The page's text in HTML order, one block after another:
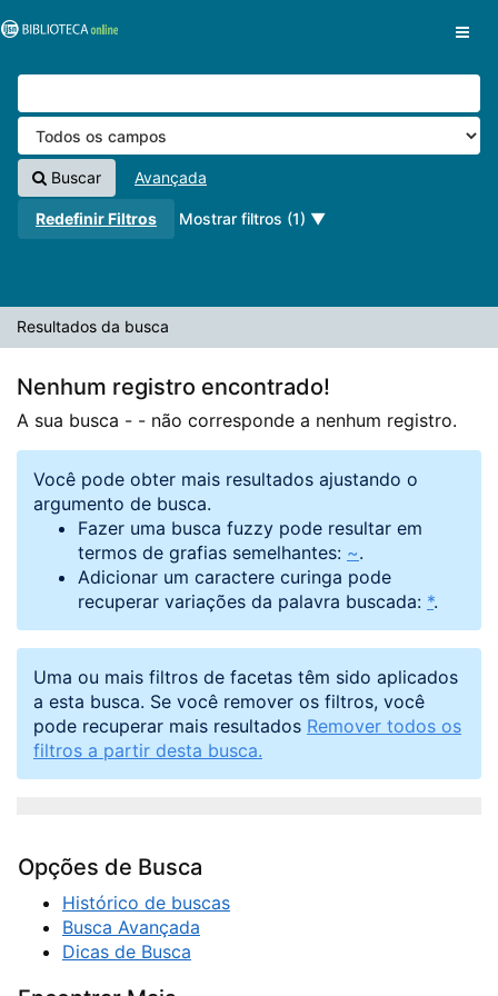
VuFind
Buscar Avançada
Redefinir Filtros Mostrar filtros (1)
Resultados da busca
Nenhum registro encontrado!
A sua busca - - não corresponde a nenhum registro.
Você pode obter mais resultados ajustando o
argumento de busca.
Fazer uma busca fuzzy pode resultar em
termos de grafias semelhantes: ~.
Adicionar um caractere curinga pode
recuperar variações da palavra buscada: *.
Uma ou mais filtros de facetas têm sido aplicados
a esta busca. Se você remover os filtros, você
pode recuperar mais resultados Remover todos os
filtros a partir desta busca.
Opções de Busca
Histórico de buscas
Busca Avançada
Dicas de Busca